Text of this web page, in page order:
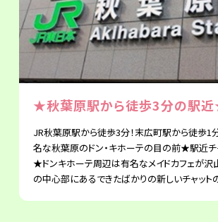
★秋葉原駅から徒歩3分の駅
JR秋葉原駅から徒歩3分！末広町駅から徒歩1
名な秋葉原のドン・キホーテの目の前★駅近チ
★ドンキホーテ周辺は有名なメイドカフェが沢
の中心部にあるできたばかりの新しいチャット